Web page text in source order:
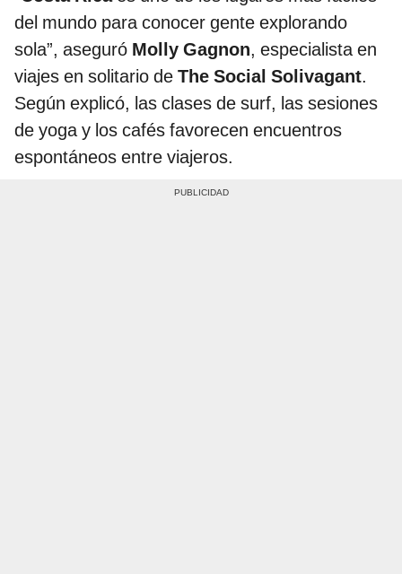
del mundo para conocer gente explorando
sola”, aseguró Molly Gagnon, especialista en
viajes en solitario de The Social Solivagant.
Según explicó, las clases de surf, las sesiones
de yoga y los cafés favorecen encuentros
espontáneos entre viajeros.